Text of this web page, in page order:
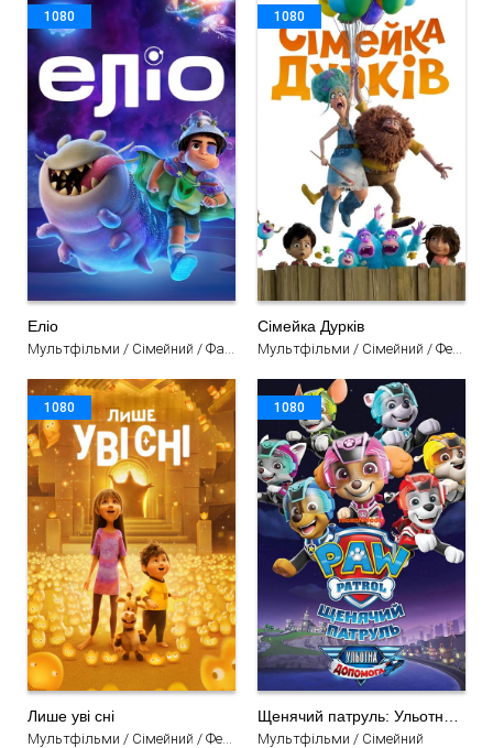
1080
Еліо
1080
Сімейка Дурків
1080
Лише уві сні
Мультфільми / Сімейний / Фентезі / Комедія / Пригоди
1080
Мультфільми / Сімейний